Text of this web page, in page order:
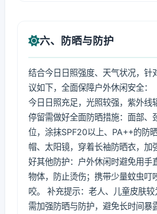
六、防晒与防护
结合今日日照强度、天气状况，针
议如下，全面保障户外休闲安全：
今日日照充足，光照较强，紫外线
停留需做好全面防晒措施：面部、
位，涂抹SPF20以上、PA++的防
帽、太阳镜，穿着长袖防晒衣，加
好其他防护：户外休闲时避免用手
物体，防止烫伤；携带少量蚊虫叮
咬。 补充提示：老人、儿童皮肤
需加强防晒与防护，避免长时间暴